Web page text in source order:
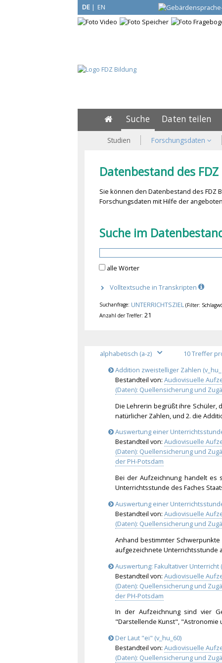
DE | EN
Suche Daten teilen
Studien Forschungsdaten
Datenbestand des
Sie können den Datenbestand des
Forschungsdaten mit Hilfe der
Suche im
alle Wörter
Volltextsuche in Transkripten
Suchanfrage: UNTERRICHTSZIEL (Filter:
Anzahl der Treffer: 21
Addition zweistelliger Zahlen
Bestandteil von: Audiovisuelle
(Daten): Quellensicherung und
Die Lehrerin begrüßt ihre Schüler,
natürlicher Zahlen, und 2. die
Auswertung einer
Bestandteil von: Audiovisuelle
(Daten): Quellensicherung und
der PH-Potsdam
Bei der Aufzeichnung handelt es
Unterrichtsstunde des Faches
Auswertung einer
Bestandteil von: Audiovisuelle
(Daten): Quellensicherung und
Anhand bestimmter
aufgezeichnete Unterrichtsstunde
Auswertung: Fakultativer Unterricht
Bestandteil von: Audiovisuelle
(Daten): Quellensicherung und
der PH-Potsdam
In der Aufzeichnung sind vier
"Darstellende Kunst", "Astronomie
Der Laut "ei" (v_hu_60)
Bestandteil von: Audiovisuelle
(Daten): Quellensicherung und